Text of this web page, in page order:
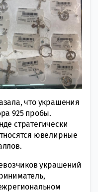
что украшения
925 пробы.
стратегически
ювелирные
украшений